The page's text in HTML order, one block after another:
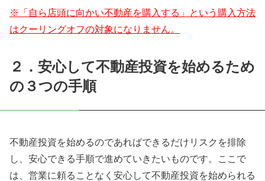
※「自ら店頭に向かい不動産を購入する」という購入方法
はクーリングオフの対象になりません。
２．安心して不動産投資を始めるため
の３つの手順
不動産投資を始めるのであればできるだけリスクを排除
し、安心できる手順で進めていきたいものです。ここで
は、営業に頼ることなく安心して不動産投資を始められる